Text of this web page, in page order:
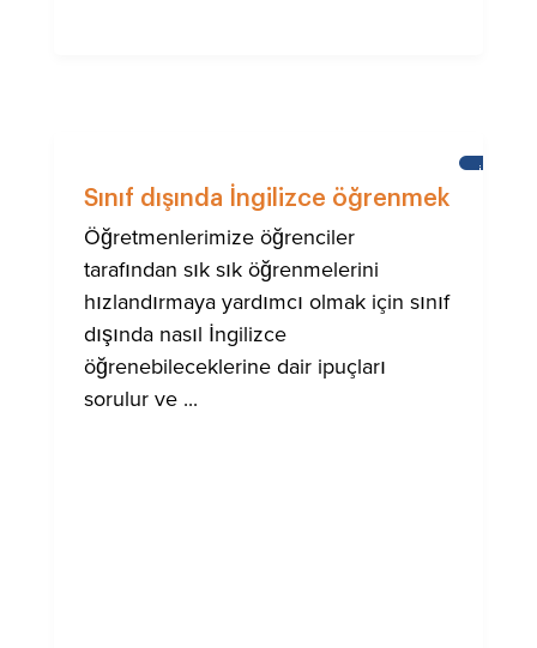
Sınıf dışında İngilizce öğrenmek
Öğretmenlerimize öğrenciler
tarafından sık sık öğrenmelerini
hızlandırmaya yardımcı olmak için sınıf
dışında nasıl İngilizce
öğrenebileceklerine dair ipuçları
sorulur ve ...